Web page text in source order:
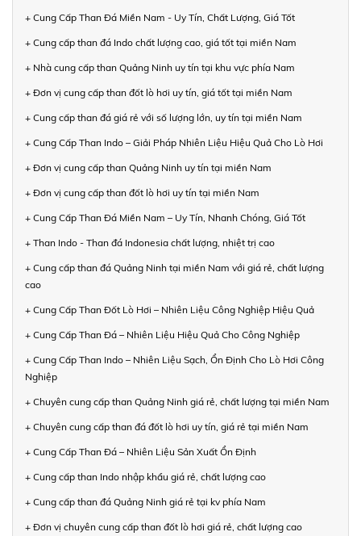
+ Cung Cấp Than Đá Miền Nam - Uy Tín, Chất Lượng, Giá Tốt
+ Cung cấp than đá Indo chất lượng cao, giá tốt tại miền Nam
+ Nhà cung cấp than Quảng Ninh uy tín tại khu vực phía Nam
+ Đơn vị cung cấp than đốt lò hơi uy tín, giá tốt tại miền Nam
+ Cung cấp than đá giá rẻ với số lượng lớn, uy tín tại miền Nam
+ Cung Cấp Than Indo – Giải Pháp Nhiên Liệu Hiệu Quả Cho Lò Hơi
+ Đơn vị cung cấp than Quảng Ninh uy tín tại miền Nam
+ Đơn vị cung cấp than đốt lò hơi uy tín tại miền Nam
+ Cung Cấp Than Đá Miền Nam – Uy Tín, Nhanh Chóng, Giá Tốt
+ Than Indo - Than đá Indonesia chất lượng, nhiệt trị cao
+ Cung cấp than đá Quảng Ninh tại miền Nam với giá rẻ, chất lượng
cao
+ Cung Cấp Than Đốt Lò Hơi – Nhiên Liệu Công Nghiệp Hiệu Quả
+ Cung Cấp Than Đá – Nhiên Liệu Hiệu Quả Cho Công Nghiệp
+ Cung Cấp Than Indo – Nhiên Liệu Sạch, Ổn Định Cho Lò Hơi Công
Nghiệp
+ Chuyên cung cấp than Quảng Ninh giá rẻ, chất lượng tại miền Nam
+ Chuyên cung cấp than đá đốt lò hơi uy tín, giá rẻ tại miền Nam
+ Cung Cấp Than Đá – Nhiên Liệu Sản Xuất Ổn Định
+ Cung cấp than Indo nhập khẩu giá rẻ, chất lượng cao
+ Cung cấp than đá Quảng Ninh giá rẻ tại kv phía Nam
+ Đơn vị chuyên cung cấp than đốt lò hơi giá rẻ, chất lượng cao